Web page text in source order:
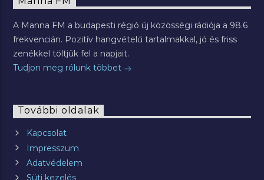
A Manna FM a budapesti régió új közösségi rádiója a 98.6
frekvencián. Pozitív hangvételű tartalmakkal, jó és friss
zenékkel töltjük fel a napjait.
Tudjon meg rólunk többet
További oldalak
Kapcsolat
Impresszum
Adatvédelem
Süti kezelés